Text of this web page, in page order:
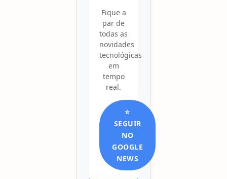
Fique a
par de
todas as
novidades
tecnológicas
em
tempo
real.
⭐
SEGUIR
NO
GOOGLE
NEWS